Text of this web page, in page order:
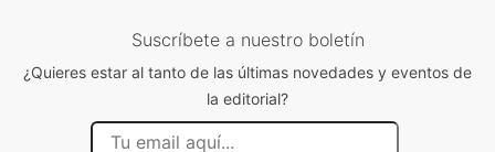
Suscríbete a nuestro boletín
¿Quieres estar al tanto de las últimas novedades y eventos de
la editorial?